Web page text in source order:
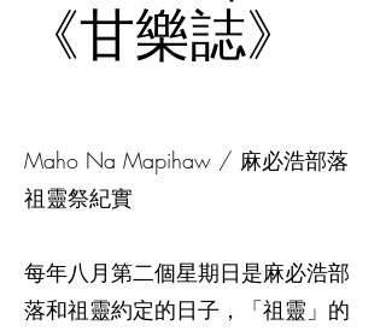
《甘樂誌》
Maho Na Mapihaw / 麻必浩部落
祖靈祭紀實
每年八月第二個星期日是麻必浩部
落和祖靈約定的日子，「祖靈」的